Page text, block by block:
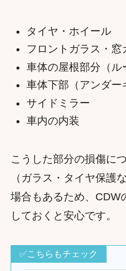
タイヤ・ホイール
フロントガラス・窓
車体の屋根部分（ル
車体下部（アンダー
サイドミラー
車内の内装
こうした部分の損傷に
（ガラス・タイヤ保護
場合もあるため、CDW
しておくと安心です。
✅こちらもチェック